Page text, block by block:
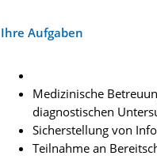
Ihre Aufgaben
Medizinische
diagnostischen
Sicherstellung von
Teilnahme an